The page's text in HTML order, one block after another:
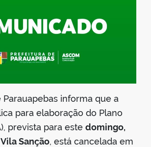
Parauapebas informa que a
para elaboração do Plano
prevista para este domingo,
Sanção, está cancelada em